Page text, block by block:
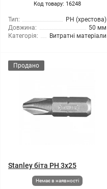
Код товару: 16248
Тип:
РН (хрестова)
Довжина:
50 мм
Категорія:
Витратні матеріали
Продано
Stanley біта PH 3x25
Немає в наявності